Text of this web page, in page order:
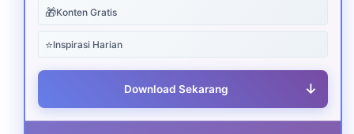
🎁Konten Gratis
⭐Inspirasi Harian
Download Sekarang ↓